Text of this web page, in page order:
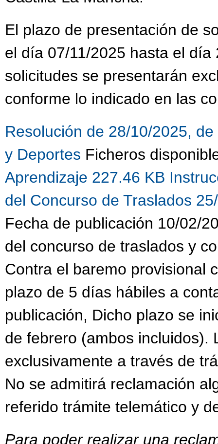
El plazo de presentación de
el día 07/11/2025 hasta el
solicitudes se presentarán
conforme lo indicado en las
Resolución de 28/10/2025,
y Deportes Ficheros
Aprendizaje 227.46 KB
del Concurso de Traslados
Fecha de publicación 10/02/
del concurso de traslados y
Contra el baremo provisional
plazo de 5 días hábiles a
publicación, Dicho plazo se
de febrero (ambos incluidos).
exclusivamente a través de
No se admitirá reclamación
referido trámite telemático y
Para poder realizar una